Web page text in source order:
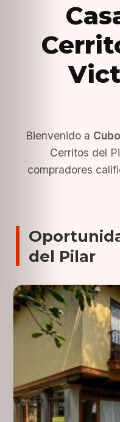
Bienvenido a
Cerritos del
compradores
del Pilar